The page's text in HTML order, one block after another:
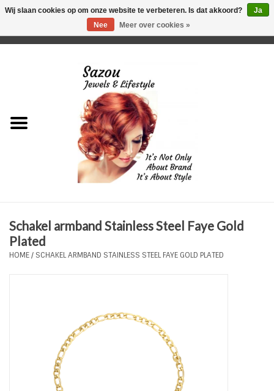
Just for Him
Plus Size Sieraden
Haaraccesoires
Zonnebrillen
Schakel armband Stainless Steel Faye Gold
Plated
HOME/ SCHAKEL ARMBAND STAINLESS STEEL FAYE GOLD PLATED
Wij slaan cookies op om onze website te verbeteren. Is dat akkoord?
Ja
Nee
Meer over cookies »